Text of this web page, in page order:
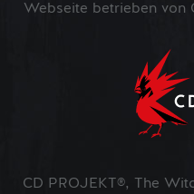
Webseite betrieben von
CD PROJEKT®, The